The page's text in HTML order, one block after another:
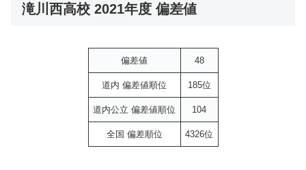
滝川西高校 2021年度 偏差値
偏差値 48
道内 偏差値順位 185位
道内公立 偏差値順位 104
全国 偏差順位 4326位